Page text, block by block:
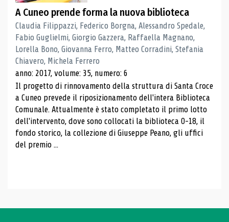
A Cuneo prende forma la nuova biblioteca
Claudia Filippazzi, Federico Borgna, Alessandro Spedale,
Fabio Guglielmi, Giorgio Gazzera, Raffaella Magnano,
Lorella Bono, Giovanna Ferro, Matteo Corradini, Stefania
Chiavero, Michela Ferrero
anno: 2017, volume: 35, numero: 6
Il progetto di rinnovamento della struttura di Santa Croce
a Cuneo prevede il riposizionamento dell'intera Biblioteca
Comunale. Attualmente è stato completato il primo lotto
dell'intervento, dove sono collocati la biblioteca 0-18, il
fondo storico, la collezione di Giuseppe Peano, gli uffici
del premio ...